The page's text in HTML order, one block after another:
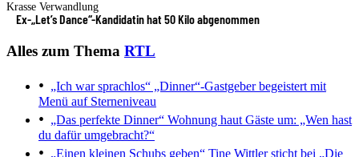
Krasse Verwandlung
Ex-„Let’s Dance“-Kandidatin hat 50 Kilo abgenommen
Alles zum Thema RTL
„Ich war sprachlos“ „Dinner“-Gastgeber begeistert mit
Menü auf Sterneniveau
„Das perfekte Dinner“ Wohnung haut Gäste um: „Wen hast
du dafür umgebracht?“
„Einen kleinen Schubs geben“ Tine Wittler sticht bei „Die